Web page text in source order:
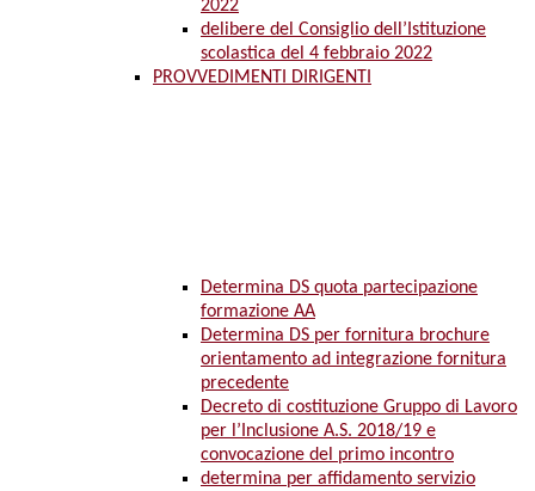
2022
delibere del Consiglio dell’Istituzione
scolastica del 4 febbraio 2022
PROVVEDIMENTI DIRIGENTI
Determina DS quota partecipazione
formazione AA
Determina DS per fornitura brochure
orientamento ad integrazione fornitura
precedente
Decreto di costituzione Gruppo di Lavoro
per l’Inclusione A.S. 2018/19 e
convocazione del primo incontro
determina per affidamento servizio